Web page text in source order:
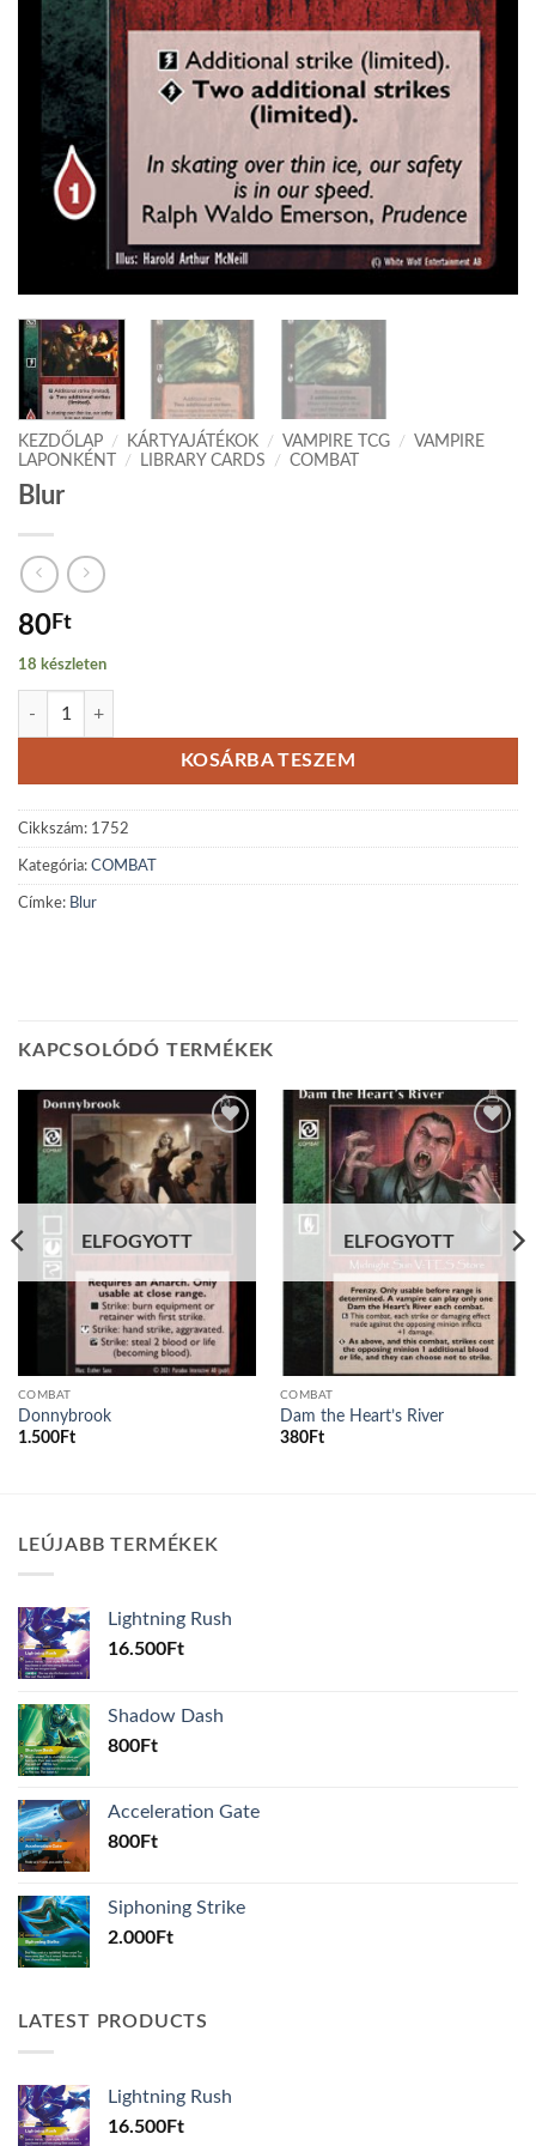
KEZDŐLAP / KÁRTYAJÁTÉKOK / VAMPIRE TCG /
VAMPIRE
LAPONKÉNT
/ LIBRARY CARDS / COMBAT
Blur
80Ft
18 készleten
Blur mennyiség
KOSÁRBA TESZEM
Cikkszám: 1752
Kategória: COMBAT
Címke: Blur
KAPCSOLÓDÓ TERMÉKEK
Add to
wishlist
ELFOGYOTT
COMBAT
Donnybrook
1.500Ft
Add to
wishlist
ELFOGYOTT
COMBAT
Dam the Heart’s River
380Ft
LEÚJABB TERMÉKEK
Lightning Rush
16.500Ft
Shadow Dash
800Ft
Acceleration Gate
800Ft
Siphoning Strike
2.000Ft
LATEST PRODUCTS
Lightning Rush
16.500Ft